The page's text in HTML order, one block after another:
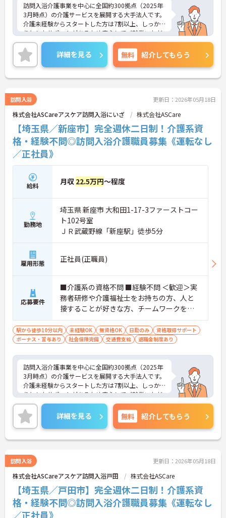
訪問入浴介護事業を中心に全国約300拠点（2025年
3月時点）の介護サービスを展開する大手法人です。
介護未経験からスタートした方は7割以上、しっか
りとしたサポートがあるため安心してご就業いただ
けます。お風呂に入れなくて困っている方に、手を
差し伸べてあげられるとてもやりがいのあるお仕事
です。ご興味ある方には、面接対策ポイントなど、
さらに詳細をお話しいたしますのでお気軽にご相談
ください！
詳細を見る 無料 紹介してもらう
訪問入浴 更新日：2026年05月18日
株式会社ASCareアスケア訪問入浴にいざ 株式会社ASCare
【埼玉県／新座市】完全週休二日制！介護系資
格・経験不問◎訪問入浴介護職員募集《運転なし
／正社員》
給料 月収 22.5万円～程度
勤務地
埼玉県 新座市 大和田1-17-3ファーストコー
ト102号室
ＪＲ武蔵野線「新座駅」徒歩5分
雇用形態 正社員(正職員)
応募要件
■介護系の資格不問 ■経験不問 ＜歓迎＞実
務者研修や介護福祉士をお持ちの方、人と
接することが好きな方、チームワークを重
視する人
駅から徒歩10分以内 未経験OK 無資格OK 日勤のみ
資格取得サポート
ボーナス・賞与あり
社会保険完備 交通費支給 退職金制度あり
訪問入浴介護事業を中心に全国約300拠点（2025年
3月時点）の介護サービスを展開する大手法人です。
介護未経験からスタートした方は7割以上、しっか
りとしたサポートがあるため安心してご就業いただ
けます。お風呂に入れなくて困っている方に、手を
差し伸べてあげられるとてもやりがいのあるお仕事
です。ご興味ある方には、面接対策ポイントなど、
さらに詳細をお話しいたしますのでお気軽にご相談
ください！
詳細を見る 無料 紹介してもらう
訪問入浴 更新日：2026年05月18日
株式会社ASCareアスケア訪問入浴戸田 株式会社ASCare
【埼玉県／戸田市】完全週休二日制！介護系資
格・経験不問◎訪問入浴介護職員募集《運転なし
／正社員》